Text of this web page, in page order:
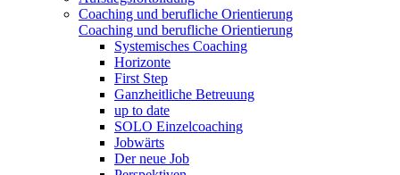
Coaching und berufliche Orientierung
Coaching und berufliche Orientierung
Systemisches Coaching
Horizonte
First Step
Ganzheitliche Betreuung
up to date
SOLO Einzelcoaching
Jobwärts
Der neue Job